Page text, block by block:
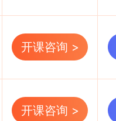
开课咨询 >
开课咨询 >